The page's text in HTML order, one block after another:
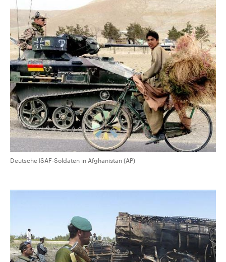
Deutsche ISAF-Soldaten in Afghanistan (AP)